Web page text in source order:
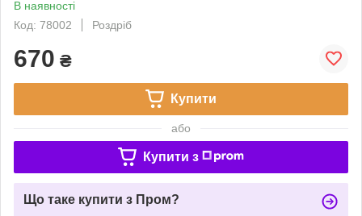
В наявності
Код: 78002
Роздріб
670 ₴
Купити
або
Купити з
Що таке купити з Пром?